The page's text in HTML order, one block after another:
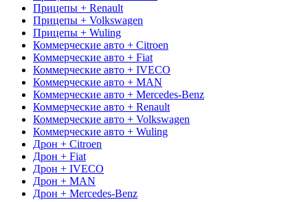
Прицепы + Renault
Прицепы + Volkswagen
Прицепы + Wuling
Коммерческие авто + Citroen
Коммерческие авто + Fiat
Коммерческие авто + IVECO
Коммерческие авто + MAN
Коммерческие авто + Mercedes-Benz
Коммерческие авто + Renault
Коммерческие авто + Volkswagen
Коммерческие авто + Wuling
Дрон + Citroen
Дрон + Fiat
Дрон + IVECO
Дрон + MAN
Дрон + Mercedes-Benz